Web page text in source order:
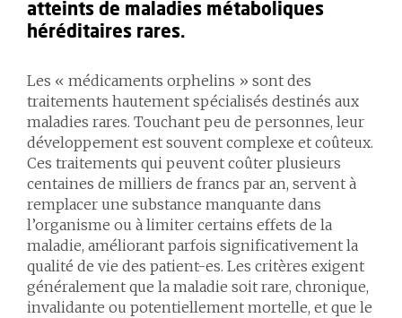
atteints de maladies métaboliques
héréditaires rares.
Les « médicaments orphelins » sont des
traitements hautement spécialisés destinés aux
maladies rares. Touchant peu de personnes, leur
développement est souvent complexe et coûteux.
Ces traitements qui peuvent coûter plusieurs
centaines de milliers de francs par an, servent à
remplacer une substance manquante dans
l’organisme ou à limiter certains effets de la
maladie, améliorant parfois significativement la
qualité de vie des patient-es. Les critères exigent
généralement que la maladie soit rare, chronique,
invalidante ou potentiellement mortelle, et que le